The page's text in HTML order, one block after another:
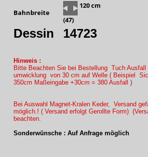
Bahnbreite
120 cm
(47)
Dessin 14723
Hinweis :
Bitte Beachten Sie bei Bestellung Tuch
umwicklung von 30 cm auf Welle ( Beispiel
350cm Maßeingabe +30cm = 380 Ausfall )
Bei Auswahl Magnet-Kralen Keder, Versand
möglich.! ( Versand erfolgt Gerollte Form)
beachten.
Sonderwünsche : Auf Anfrage möglich